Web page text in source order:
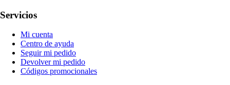
Servicios
Mi cuenta
Centro de ayuda
Seguir mi pedido
Devolver mi pedido
Códigos promocionales